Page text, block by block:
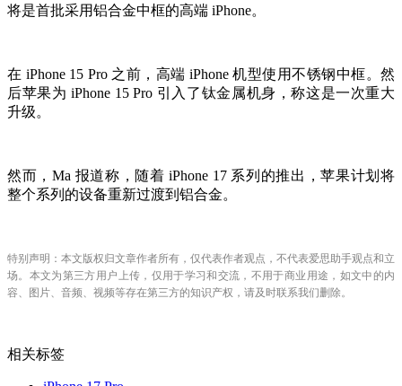
将是首批采用铝合金中框的高端 iPhone。
在 iPhone 15 Pro 之前，高端 ‌iPhone‌ 机型使用不锈钢中框。然
后苹果为 iPhone 15 Pro 引入了钛金属机身，称这是一次重大
升级。
然而，Ma 报道称，随着 ‌iPhone 17‌ 系列的推出，苹果计划将
整个系列的设备重新过渡到铝合金。
特别声明：本文版权归文章作者所有，仅代表作者观点，不代表爱思助手观点和立
场。本文为第三方用户上传，仅用于学习和交流，不用于商业用途，如文中的内
容、图片、音频、视频等存在第三方的知识产权，请及时联系我们删除。
相关标签